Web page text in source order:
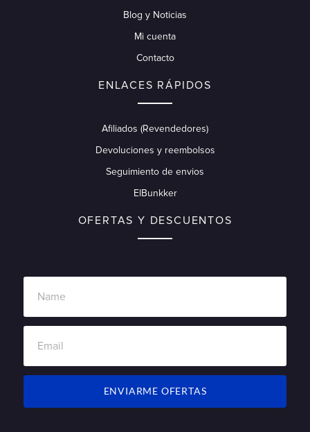
Blog y Noticias
Mi cuenta
Contacto
ENLACES RÁPIDOS
Afiliados (Revendedores)
Devoluciones y reembolsos
Seguimiento de envios
ElBunkker
OFERTAS Y DESCUENTOS
ENVIARME OFERTAS